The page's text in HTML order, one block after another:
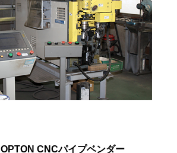
OPTON CNCパイプベンダー